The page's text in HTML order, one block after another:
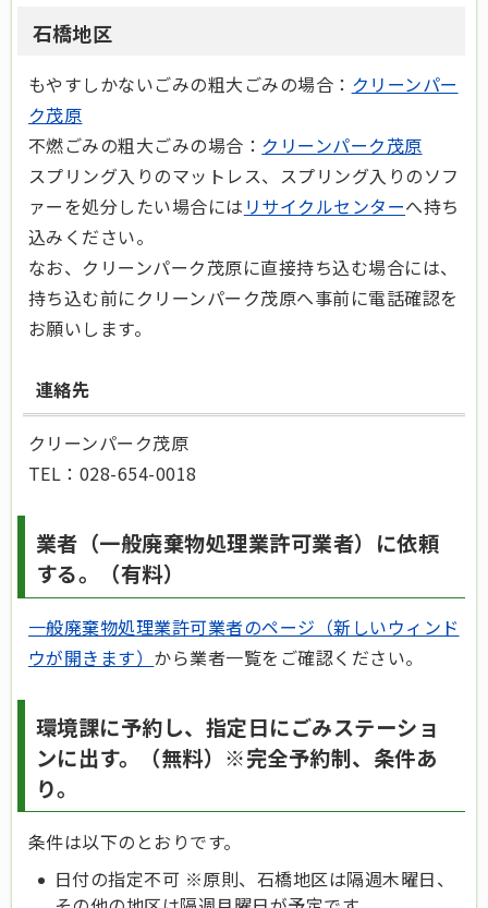
石橋地区
もやすしかないごみの粗大ごみの場合： クリーンパー
ク茂原
不燃ごみの粗大ごみの場合： クリーンパーク茂原
スプリング入りのマットレス、スプリング入りのソフ
ァーを処分したい場合には リサイクルセンターへ持ち
込みください。
なお、クリーンパーク茂原に直接持ち込む場合には、
持ち込む前にクリーンパーク茂原へ事前に電話確認を
お願いします。
連絡先
クリーンパーク茂原
TEL：028-654-0018
業者（一般廃棄物処理業許可業者）に依頼
する。（有料）
一般廃棄物処理業許可業者のページ（新しいウィンド
ウが開きます） から業者一覧をご確認ください。
環境課に予約し、指定日にごみステーショ
ンに出す。（無料）※完全予約制、条件あ
り。
条件は以下のとおりです。
日付の指定不可 ※原則、石橋地区は隔週木曜日、